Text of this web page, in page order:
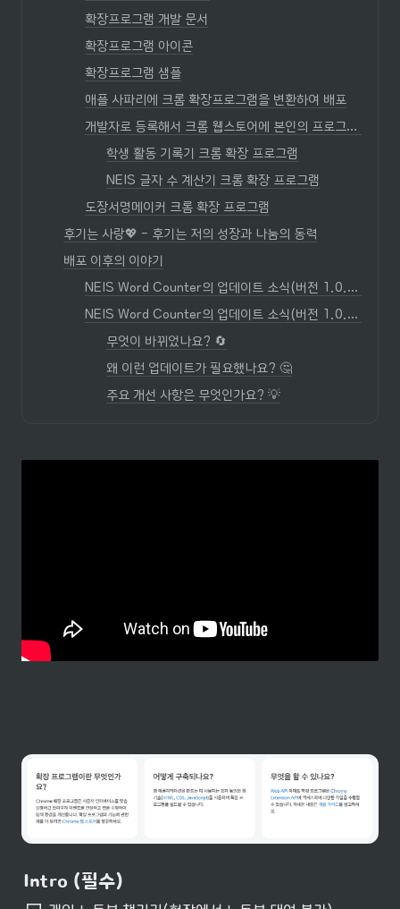
확장프로그램 개발 문서
확장프로그램 아이콘
확장프로그램 샘플
애플 사파리에 크롬 확장프로그램을 변환하여 배포
개발자로 등록해서 크롬 웹스토어에 본인의 프로그램을 배포
학생 활동 기록기 크롬 확장 프로그램
NEIS 글자 수 계산기 크롬 확장 프로그램
도장서명메이커 크롬 확장 프로그램
후기는 사랑💖 - 후기는 저의 성장과 나눔의 동력
배포 이후의 이야기
NEIS Word Counter의 업데이트 소식(버전 1.0.0→1.0.2)
NEIS Word Counter의 업데이트 소식(버전 1.0.0→1.0.1)
무엇이 바뀌었나요? 🔄
왜 이런 업데이트가 필요했나요? 🤔
주요 개선 사항은 무엇인가요? 💡
Intro (필수)